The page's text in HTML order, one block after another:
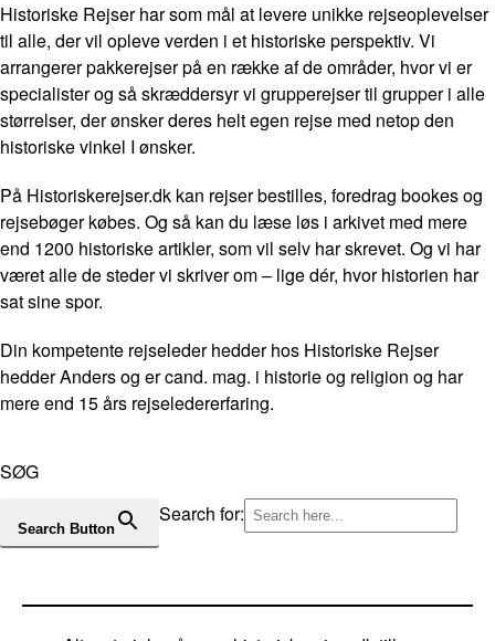
Historiske Rejser har som mål at levere unikke rejseoplevelser
til alle, der vil opleve verden i et historiske perspektiv. Vi
arrangerer pakkerejser på en række af de områder, hvor vi er
specialister og så skræddersyr vi grupperejser til grupper i alle
størrelser, der ønsker deres helt egen rejse med netop den
historiske vinkel I ønsker.
På Historiskerejser.dk kan rejser bestilles, foredrag bookes og
rejsebøger købes. Og så kan du læse løs i arkivet med mere
end 1200 historiske artikler, som vil selv har skrevet. Og vi har
været alle de steder vi skriver om – lige dér, hvor historien har
sat sine spor.
Din kompetente rejseleder hedder hos Historiske Rejser
hedder Anders og er cand. mag. i historie og religion og har
mere end 15 års rejseledererfaring.
SØG
Search for:
Search Button